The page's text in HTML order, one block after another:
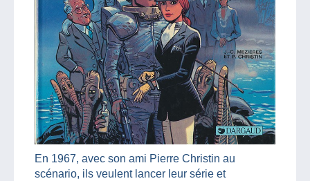
En 1967, avec son ami Pierre Christin au
scénario, ils veulent lancer leur série et